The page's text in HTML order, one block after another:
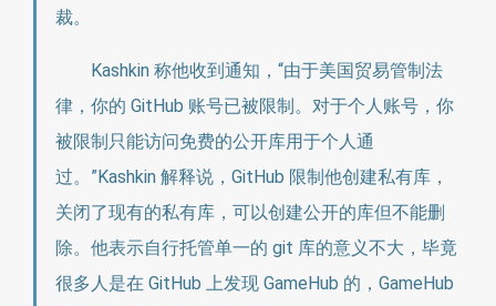
裁。
Kashkin 称他收到通知，“由于美国贸易管制法
律，你的 GitHub 账号已被限制。对于个人账号，你
被限制只能访问免费的公开库用于个人通
过。”Kashkin 解释说，GitHub 限制他创建私有库，
关闭了现有的私有库，可以创建公开的库但不能删
除。他表示自行托管单一的 git 库的意义不大，毕竟
很多人是在 GitHub 上发现 GameHub 的，GameHub